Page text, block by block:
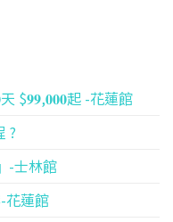
$𝟗𝟗,𝟎𝟎𝟎起 -花蓮館
?
-士林館
花蓮館